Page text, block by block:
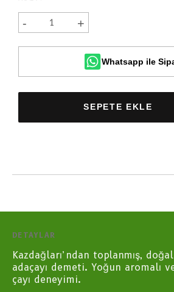
- 1 +
Whatsapp ile
SEPETE EKLE
DETAYLAR
Kazdağları’ndan toplanmış, doğal
adaçayı demeti. Yoğun aromalı
çayı deneyimi.